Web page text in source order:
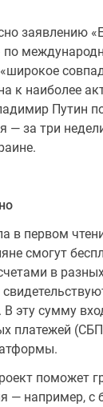
заявлению
по
к наиболее
Путин
— за три
в первом
смогут
в
эту сумму
платежей
поможет
— например, с